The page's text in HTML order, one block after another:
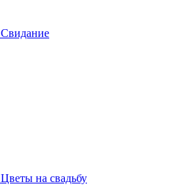
Свидание
Цветы на свадьбу